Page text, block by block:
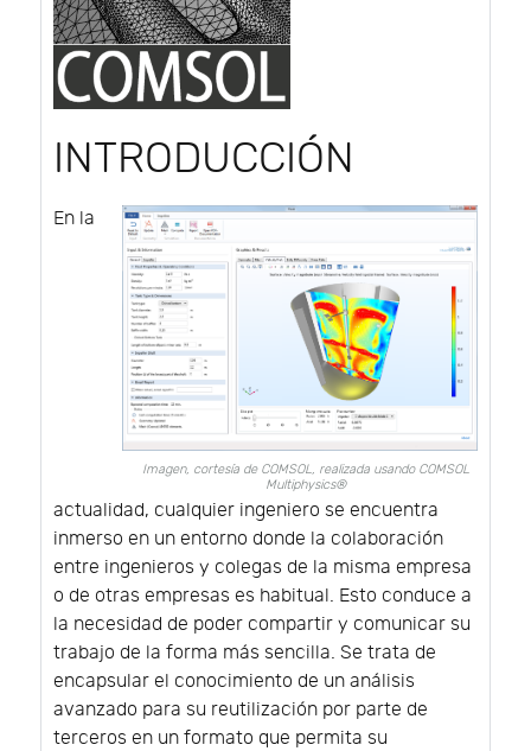
INTRODUCCIÓN
Imagen, cortesía de COMSOL, realizada usando COMSOL
Multiphysics®
En la
actualidad, cualquier ingeniero se encuentra
inmerso en un entorno donde la colaboración
entre ingenieros y colegas de la misma empresa
o de otras empresas es habitual. Esto conduce a
la necesidad de poder compartir y comunicar su
trabajo de la forma más sencilla. Se trata de
encapsular el conocimiento de un análisis
avanzado para su reutilización por parte de
terceros en un formato que permita su